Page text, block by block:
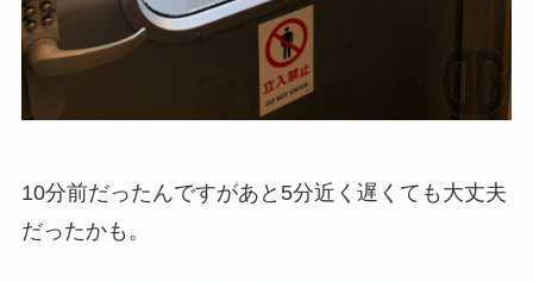
10分前だったんですがあと5分近く遅くても大丈夫
だったかも。